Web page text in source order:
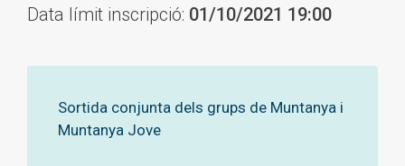
Data límit inscripció: 01/10/2021 19:00
Sortida conjunta dels grups de Muntanya i
Muntanya Jove